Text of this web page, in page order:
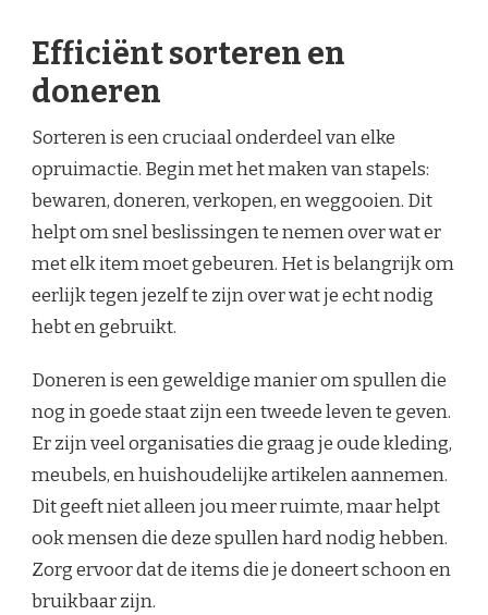
Efficiënt sorteren en
doneren
Sorteren is een cruciaal onderdeel van elke
opruimactie. Begin met het maken van stapels:
bewaren, doneren, verkopen, en weggooien. Dit
helpt om snel beslissingen te nemen over wat er
met elk item moet gebeuren. Het is belangrijk om
eerlijk tegen jezelf te zijn over wat je echt nodig
hebt en gebruikt.
Doneren is een geweldige manier om spullen die
nog in goede staat zijn een tweede leven te geven.
Er zijn veel organisaties die graag je oude kleding,
meubels, en huishoudelijke artikelen aannemen.
Dit geeft niet alleen jou meer ruimte, maar helpt
ook mensen die deze spullen hard nodig hebben.
Zorg ervoor dat de items die je doneert schoon en
bruikbaar zijn.